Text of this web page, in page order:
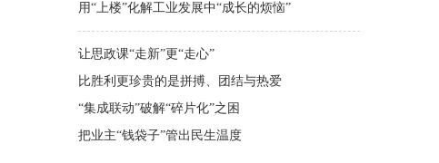
用“上楼”化解工业发展中“成长的烦恼”
让思政课“走新”更“走心”
比胜利更珍贵的是拼搏、团结与热爱
“集成联动”破解“碎片化”之困
把业主“钱袋子”管出民生温度